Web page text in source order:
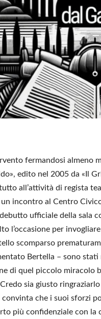
fermandosi almeno
edito nel 2005 da «Il
all’attività di regista
incontro al Centro
ufficiale della sala
l’occasione per
scomparso
Bertella – sono stati
di quel piccolo miracolo
sia giusto
convinta che i suoi sforzi
più confidenziale con la